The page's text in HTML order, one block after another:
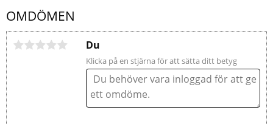
OMDÖMEN
Du
Klicka på en stjärna för att sätta ditt betyg